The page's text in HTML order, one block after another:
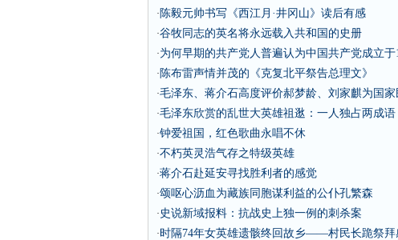
· 陈毅元帅书写《西江月·井冈山》读后有感
·谷牧同志的英名将永远载入共和国的史册
·为何早期的共产党人普遍认为中国共产党成立于
· 陈布雷声情并茂的《克复北平祭告总理文》
·毛泽东、蒋介石高度评价郝梦龄、刘家麒为国
·毛泽东欣赏的乱世大英雄祖逖：一人独占两成语
·钟爱祖国，红色歌曲永唱不休
·不朽英灵浩气存之特级英雄
·蒋介石赴延安寻找胜利者的感觉
·颂呕心沥血为藏族同胞谋利益的公仆孔繁森
· 史说新域报料：抗战史上独一例的刺杀案
·时隔74年女英雄遗骸终回故乡——村民长跪祭拜